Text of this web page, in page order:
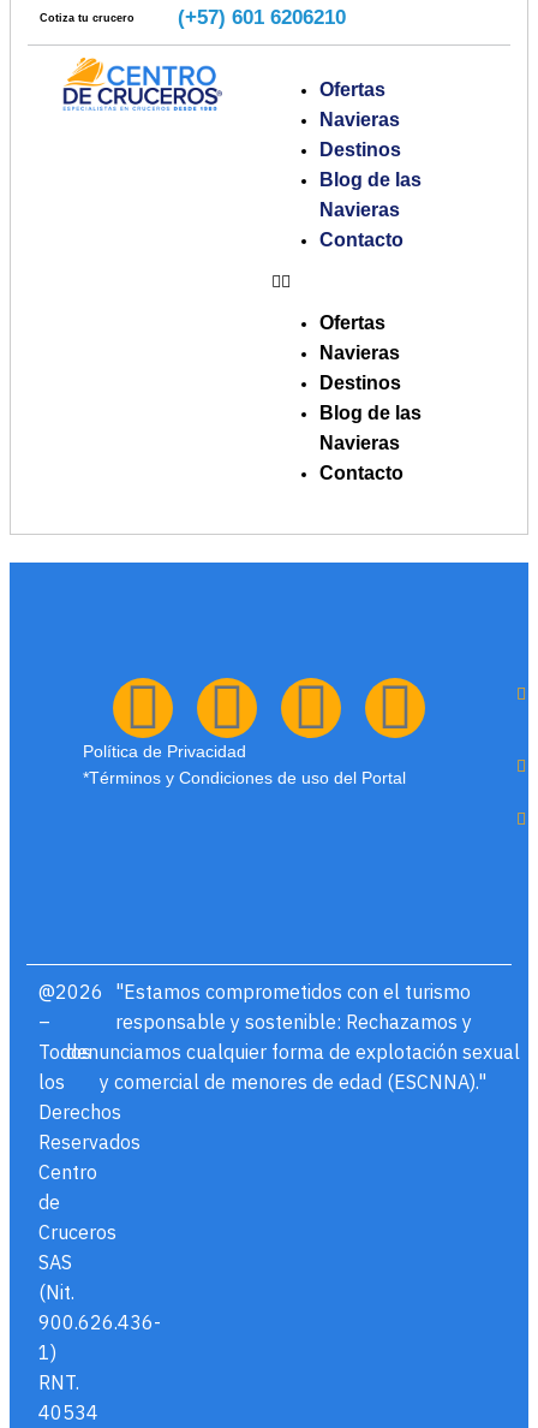
Cotiza tu crucero (+57) 601 6206210
Ofertas
Navieras
Destinos
Blog de las
Navieras
Contacto
Ofertas
Navieras
Destinos
Blog de las
Navieras
Contacto
Etiqueta:
Disney Wish
Política de Privacidad
*Términos y Condiciones de uso del Portal
@2026
–
Todos
los
Derechos
Reservados
Centro
de
Cruceros
SAS
(Nit.
900.626.436-
1)
RNT.
40534
"Estamos comprometidos con el turismo
responsable y sostenible: Rechazamos y
denunciamos cualquier forma de explotación sexual
y comercial de menores de edad (ESCNNA)."